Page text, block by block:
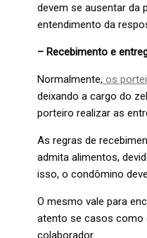
devem se ausentar da
entendimento da
– Recebimento e
Normalmente,os
deixando a cargo do
porteiro realizar as
As regras de
admita alimentos,
isso, o condômino
O mesmo vale para
atento se casos como
colaborador.